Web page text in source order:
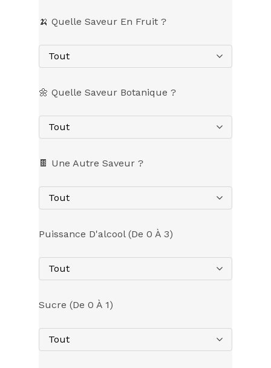
🍌 Quelle Saveur En Fruit ?
Tout
🌼 Quelle Saveur Botanique ?
Tout
🍫 Une Autre Saveur ?
Tout
Puissance D'alcool (de 0 À 3)
Tout
Sucre (de 0 À 1)
Tout